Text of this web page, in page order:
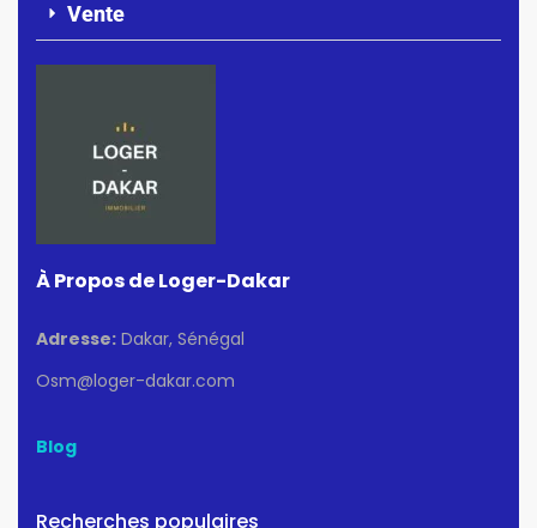
Vente
À Propos de Loger-Dakar
Adresse: Dakar, Sénégal
Osm@loger-dakar.com
Blog
Recherches populaires